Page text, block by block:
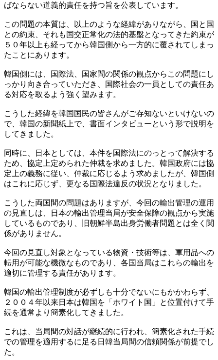
ばならない道義的責任を持つ旨を公表しています。
この問題の本質は、以上のような経緯がありながら、国と国
との約束、それも国交正常化の法的基盤となってきた約束が
５０年以上も経ってから韓国側から一方的に覆されてしまっ
たことにあります。
韓国側には、国際法、国家間の関係の観点からこの問題にし
っかり向き合っていただき、国際社会の一員としての責任あ
る対応を取るよう強く望みます。
こうした経緯を韓国国民の皆さんがご存知ないといけないの
で、韓国の新聞紙上で、書面インタビューという形で説明を
してきました。
同時に、日本としては、本件を国際法にのっとって解決する
ため、協定上定められた仲裁を求めました。韓国政府には協
定上の義務に従い、仲裁に応じるよう求めましたが、韓国側
はこれに応じず、更なる国際法違反の状況となりました。
こうした両国間の問題はありますが、今回の輸出管理の運用
の見直しは、日本の輸出管理当局が安全保障の観点から実施
しているものであり、旧朝鮮半島出身労働者問題とは全く関
係がありません。
今回の見直し対象となっている物資・技術等は、軍用品への
転用が可能な機微なものであり、各国当局はこれらの輸出を
適切に管理する責任があります。
韓国の輸出管理制度が必ずしも十分でないにもかかわらず、
２００４年以来日本は韓国を「ホワイト国」と位置付けて手
続を通常より簡素化してきました。
これは、当局間の対話が継続的に行われ、簡素化された手続
での管理を適用するに足る日韓当局間の信頼関係が前提でし
た。